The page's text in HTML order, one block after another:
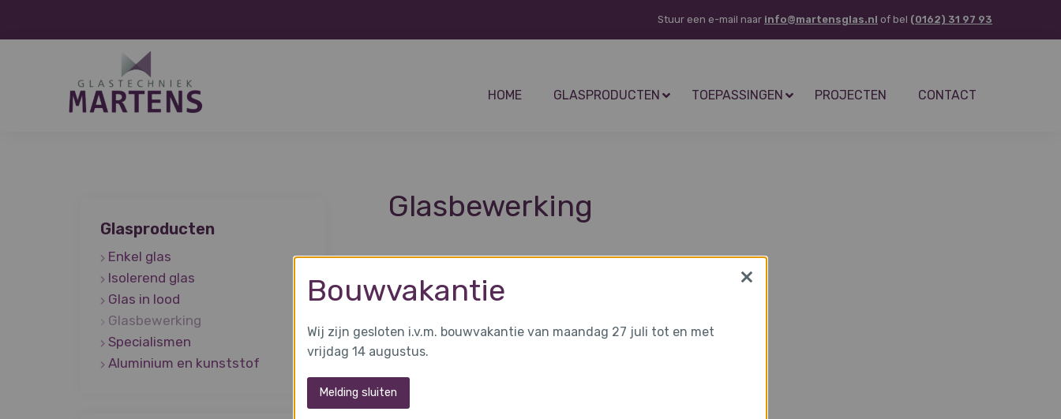
Stuur een e-mail naar info@martensglas.nl of bel (0162) 31 97 93
HOME GLASPRODUCTEN TOEPASSINGEN PROJECTEN CONTACT
Glasbewerking
Glasproducten
Enkel glas
Isolerend glas
Glas in lood
Glasbewerking
Specialismen
Aluminium en kunststof
Bouwvakantie
Wij zijn gesloten i.v.m. bouwvakantie van maandag 27 juli tot en met
vrijdag 14 augustus.
Melding sluiten
×